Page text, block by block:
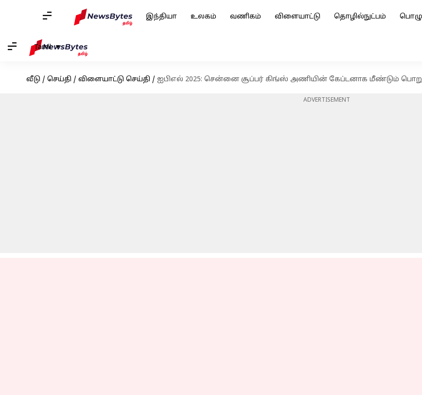
இந்தியா உலகம் வணிகம் விளையாட்டு தொழில்நுட்பம்
Tamil
வீடு / செய்தி / விளையாட்டு செய்தி / ஐபிஎல் 2025: சென்னை சூப்பர் கிங்ஸ் அணியின் கேப்டனாக மீண்டும்
ADVERTISEMENT